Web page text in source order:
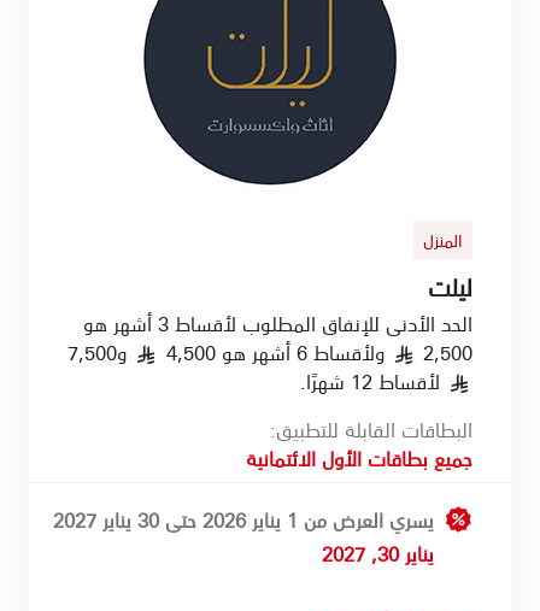
المنزل
ليلت
الحد الأدنى للإنفاق المطلوب لأقساط 3 أشهر هو
2,500
§ ولأقساط 6 أشهر هو 4,500 § و7,500
§
لأقساط 12 شهرًا.
البطاقات القابلة للتطبيق:
جميع بطاقات الأول الائتمانية
يسري العرض من 1 يناير 2026 حتى 30 يناير 2027
يناير 30, 2027